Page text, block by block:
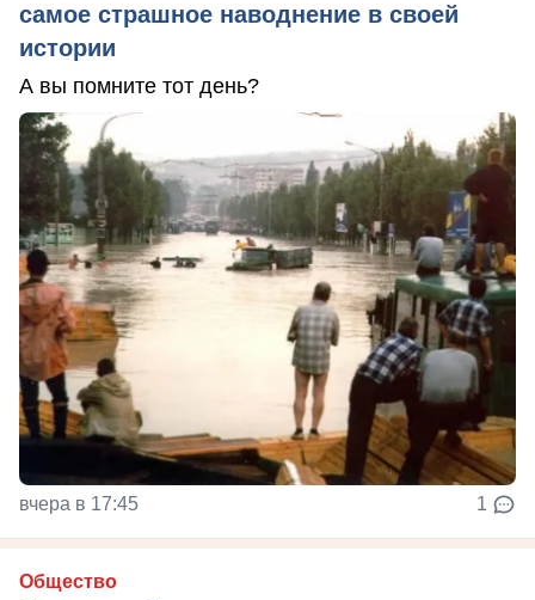
самое страшное наводнение в своей
истории
А вы помните тот день?
вчера в 17:45 1
Общество